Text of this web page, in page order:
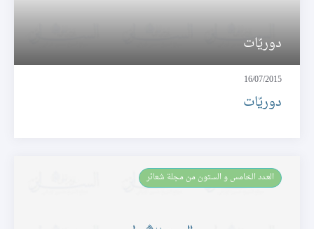
دوريّات
16/07/2015
دوريّات
العـدد الخامس و الستون من مجلة شعائر